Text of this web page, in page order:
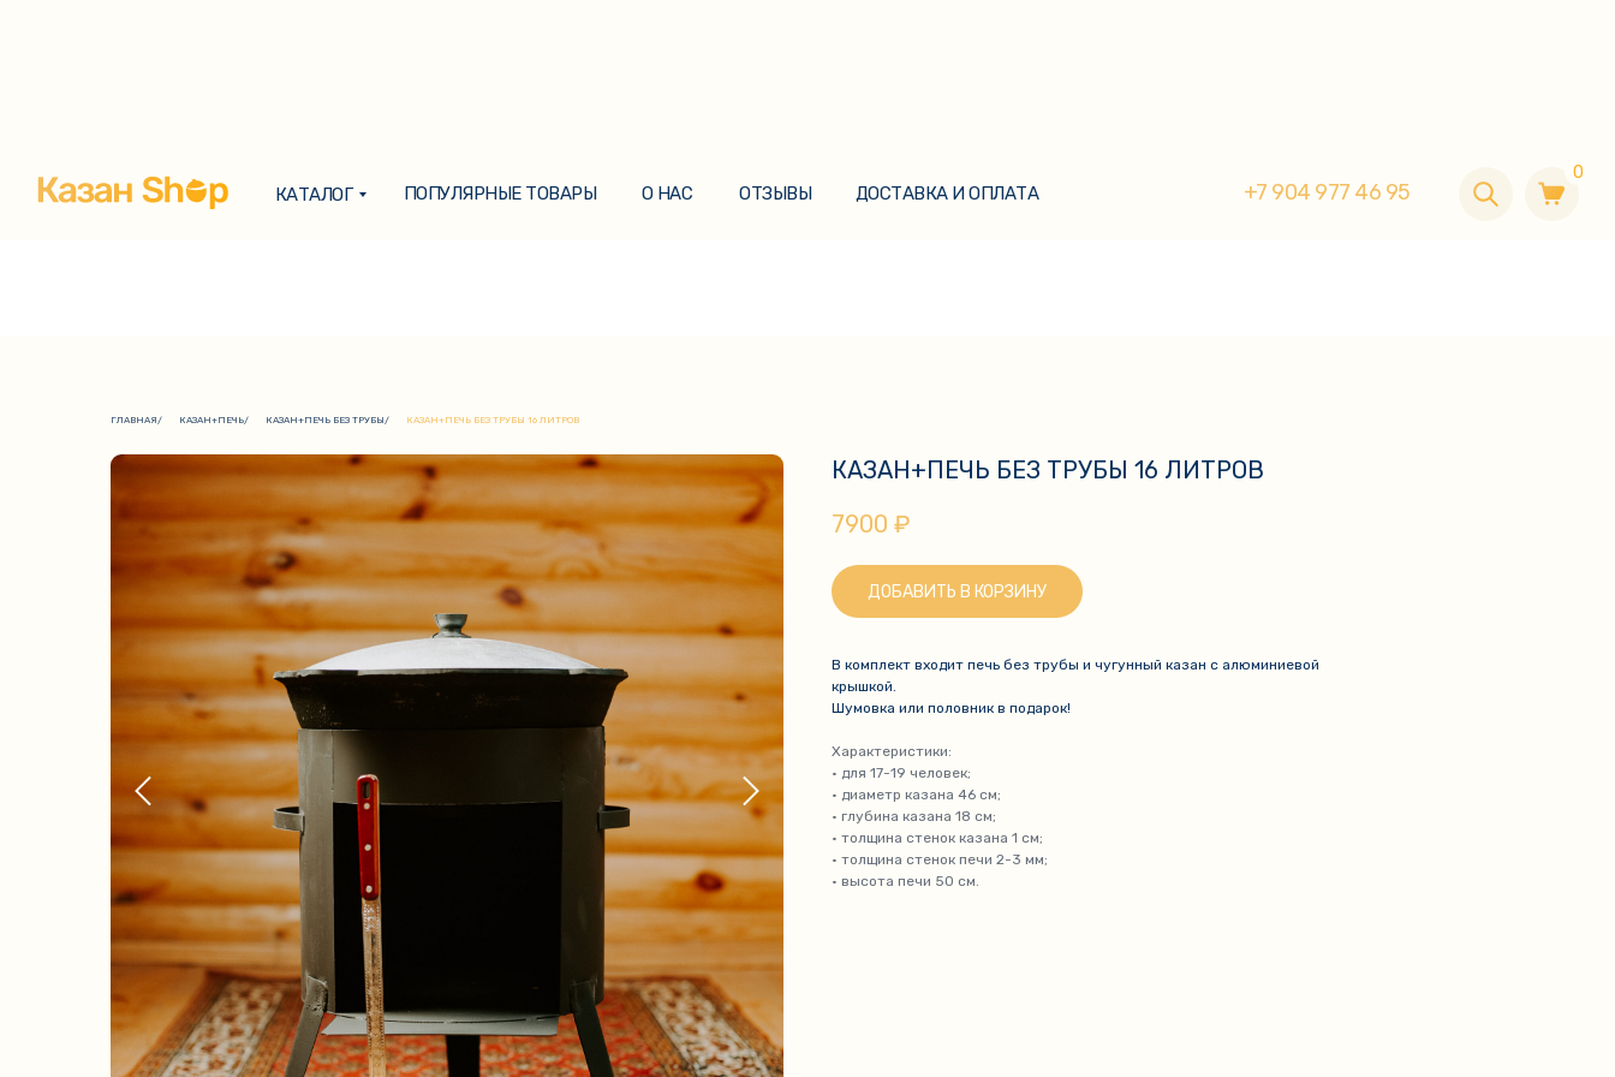
КАТАЛОГ
0
ПОПУЛЯРНЫЕ ТОВАРЫ О НАС ОТЗЫВЫ +7 904 977 46 95
ДОСТАВКА И ОПЛАТА
ГЛАВНАЯ/ КАЗАН+ПЕЧЬ/ КАЗАН+ПЕЧЬ БЕЗ ТРУБЫ/ КАЗАН+ПЕЧЬ БЕЗ ТРУБЫ 16 ЛИТРОВ
КАЗАН+ПЕЧЬ БЕЗ ТРУБЫ 16 ЛИТРОВ
7900 ₽
ДОБАВИТЬ В КОРЗИНУ
В комплект входит печь без трубы и чугунный казан с алюминиевой
крышкой.
Шумовка или половник в подарок!
Характеристики:
• для 17-19 человек;
• диаметр казана 46 см;
• глубина казана 18 см;
• толщина стенок казана 1 см;
• толщина стенок печи 2-3 мм;
• высота печи 50 см.